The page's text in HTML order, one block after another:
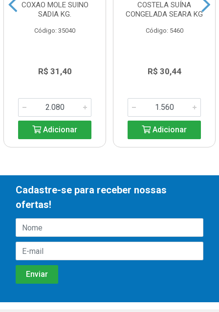
COXAO MOLE SUINO
SADIA KG.
Código: 35040
R$ 31,40
Adicionar
COSTELA SUÍNA
CONGELADA SEARA KG
Código: 5460
R$ 30,44
Adicionar
Cadastre-se para receber nossas
ofertas!